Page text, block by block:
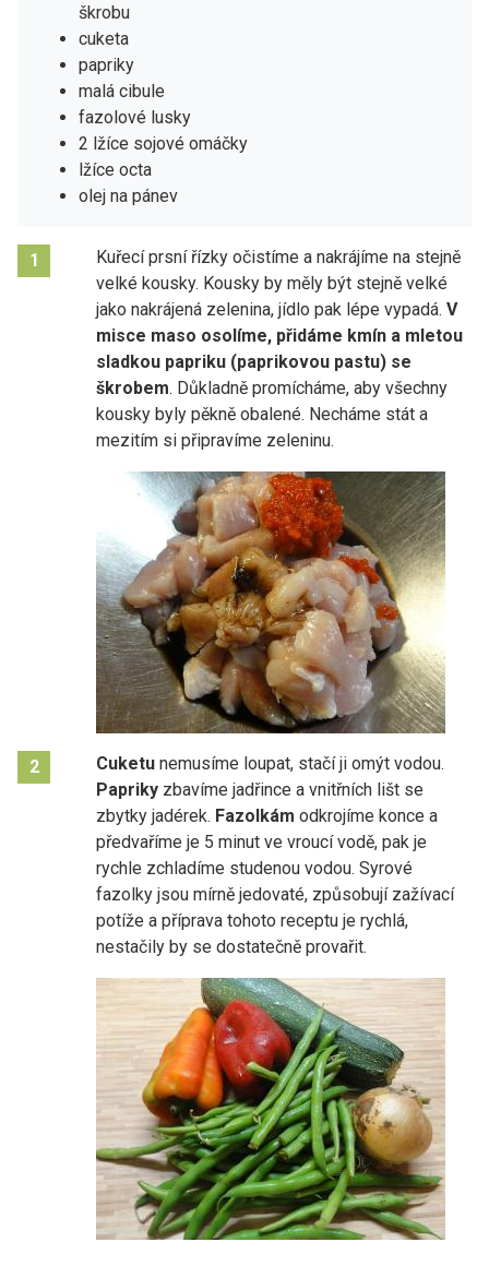
škrobu
cuketa
papriky
malá cibule
fazolové lusky
2 lžíce sojové omáčky
lžíce octa
olej na pánev
1
Kuřecí prsní řízky očistíme a nakrájíme na stejně
velké kousky. Kousky by měly být stejně velké
jako nakrájená zelenina, jídlo pak lépe vypadá. V
misce maso osolíme, přidáme kmín a mletou
sladkou papriku (paprikovou pastu) se
škrobem. Důkladně promícháme, aby všechny
kousky byly pěkně obalené. Necháme stát a
mezitím si připravíme zeleninu.
2 Cuketu nemusíme loupat, stačí ji omýt vodou.
Papriky zbavíme jadřince a vnitřních lišt se
zbytky jadérek. Fazolkám odkrojíme konce a
předvaříme je 5 minut ve vroucí vodě, pak je
rychle zchladíme studenou vodou. Syrové
fazolky jsou mírně jedovaté, způsobují zažívací
potíže a příprava tohoto receptu je rychlá,
nestačily by se dostatečně provařit.